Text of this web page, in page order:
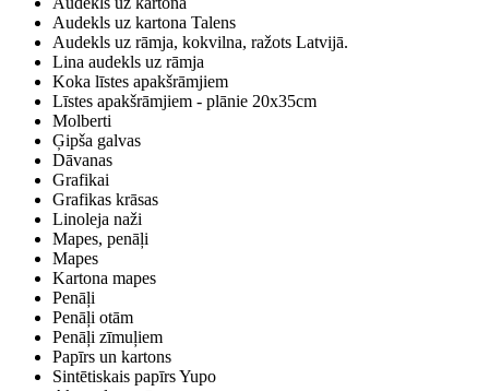
Audekls uz kartona Talens
Audekls uz rāmja, kokvilna, ražots Latvijā.
Lina audekls uz rāmja
Koka līstes apakšrāmjiem
Līstes apakšrāmjiem - plānie 20x35cm
Molberti
Ģipša galvas
Dāvanas
Grafikai
Grafikas krāsas
Linoleja naži
Mapes, penāļi
Mapes
Kartona mapes
Penāļi
Penāļi otām
Penāļi zīmuļiem
Papīrs un kartons
Sintētiskais papīrs Yupo